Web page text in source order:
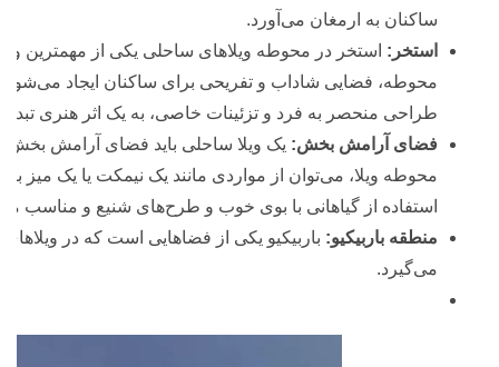
ساکنان به ارمغان می‌آورد.
استخر: استخر در محوطه ویلاهای ساحلی یکی از مهمترین
محوطه، فضایی شاداب و تفریحی برای ساکنان ایجاد می‌شود.
طراحی منحصر به فرد و تزئینات خاصی، به یک اثر هنری
فضای آرامش بخش: یک ویلا ساحلی باید فضای آرامش بخش و
محوطه ویلا، می‌توان از مواردی مانند یک نیمکت یا یک میز
استفاده از گیاهانی با بوی خوب و طرح‌های شنیع و مناسب
منطقه باربیکیو: باربیکیو یکی از فضاهایی است که در
می‌گیرد.